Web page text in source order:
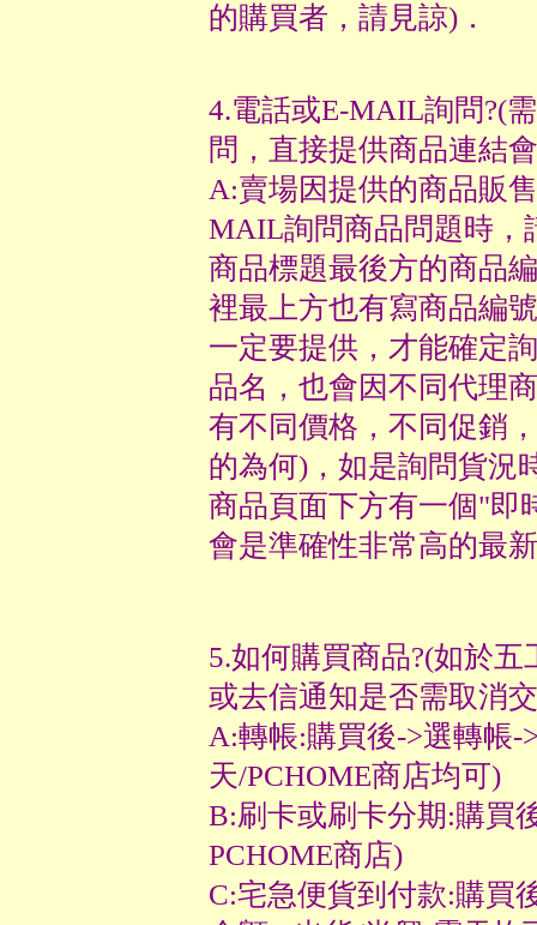
的購買者，請見諒)．
4.電話或E-MAIL詢問?(
問，直接提供商品連結
A:賣場因提供的商品販
MAIL詢問商品問題時，
商品標題最後方的商品
裡最上方也有寫商品編
一定要提供，才能確定
品名，也會因不同代理
有不同價格，不同促銷
的為何)，如是詢問貨況
商品頁面下方有一個"即
會是準確性非常高的最
5.如何購買商品?(如於
或去信通知是否需取消
A:轉帳:購買後->選轉帳-
天/PCHOME商店均可)
B:刷卡或刷卡分期:購買
PCHOME商店)
C:宅急便貨到付款:購買